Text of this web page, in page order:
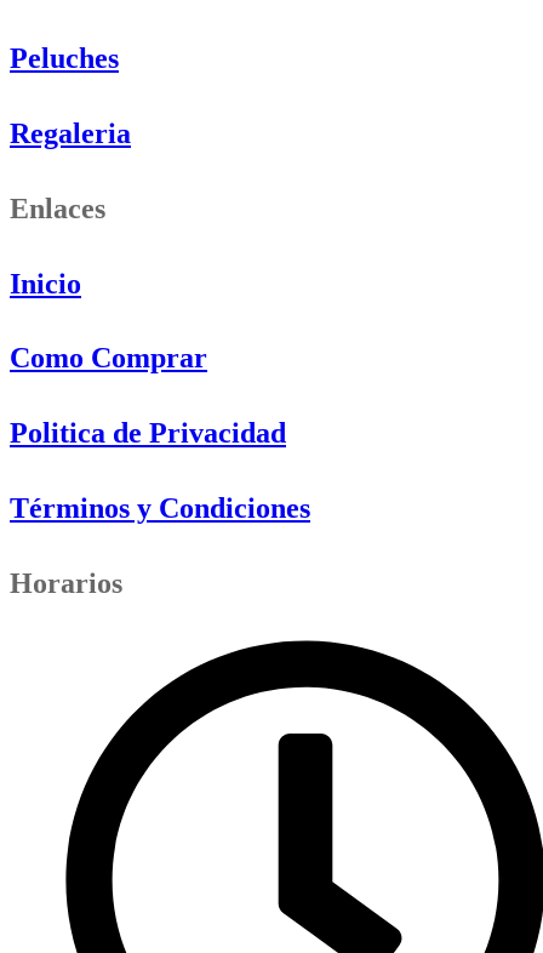
Peluches
Regaleria
Enlaces
Inicio
Como Comprar
Politica de Privacidad
Términos y Condiciones
Horarios